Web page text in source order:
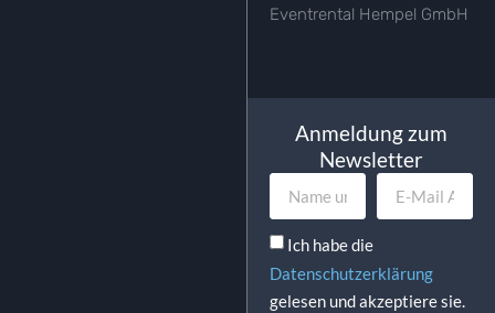
Eventrental Hempel GmbH
Anmeldung zum
Newsletter
Ich habe die
Datenschutzerklärung
gelesen und akzeptiere sie.